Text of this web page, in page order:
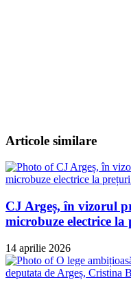
Articole similare
CJ Argeș, în vizorul
microbuze electrice
14 aprilie 2026